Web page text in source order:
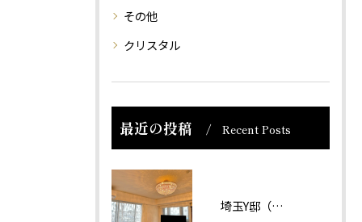
その他
クリスタル
最近の投稿 Recent Posts
埼玉Y邸（マンション）